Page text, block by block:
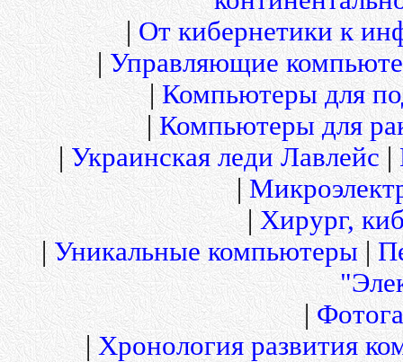
|От кибернетики к
|Управляющие
|Компьютеры для
|Компьютеры для
| Украинская леди Лавлейс|
|
|Хирург,
|Уникальные компьютеры|
|
|Хронология развития